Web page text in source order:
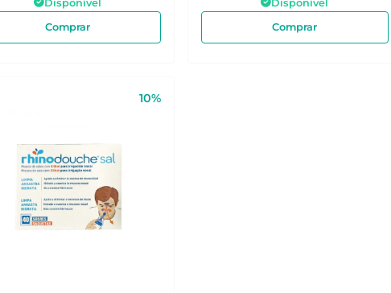
Disponível
Comprar
Disponível
Comprar
10%